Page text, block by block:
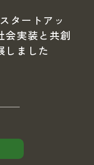
タートアッ
会実装と共創
しました